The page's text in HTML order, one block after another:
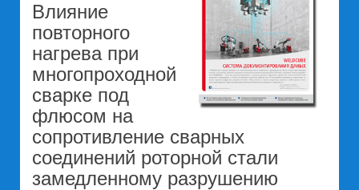
Влияние
повторного
нагрева при
многопроходной
сварке под
флюсом на
сопротивление сварных
соединений роторной стали
замедленному разрушению